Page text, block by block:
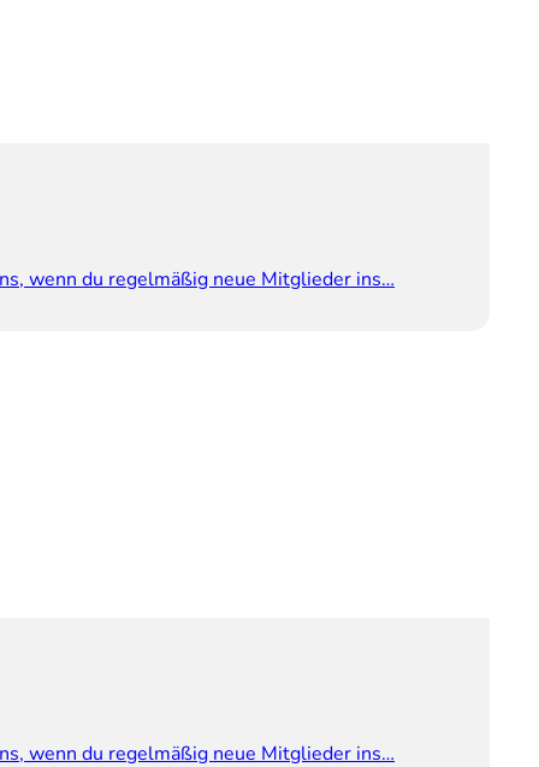
wenn du regelmäßig neue Mitglieder ins…
wenn du regelmäßig neue Mitglieder ins…